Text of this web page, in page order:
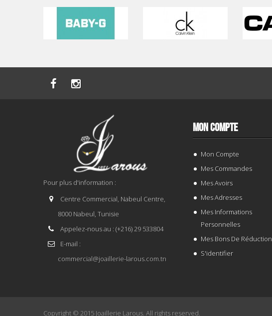
Pour plus d'information :
Centre Commercial, Nabeul Centre,
8000 Nabeul, Tunisie
Appelez-nous au : (+216) 29 533804
E-mail :
commercial@joaillerie-larous.com.tn
MON COMPTE
Mon Compte
Mes Commandes
Mes Avoirs
Mes Adresses
Mes Informations
Personnelles
Mes Bons De Réduction
S'identifier
Copyright © 2015 Joaillerie Larous . All rights reserved.